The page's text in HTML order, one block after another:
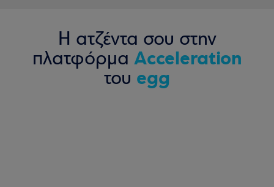
Η ατζέντα σου στην
πλατφόρμα Acceleration
του egg